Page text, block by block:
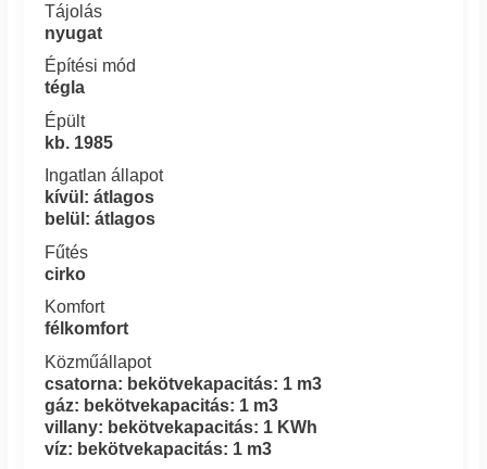
Tájolás
nyugat
Építési mód
tégla
Épült
kb. 1985
Ingatlan állapot
kívül: átlagos
belül: átlagos
Fűtés
cirko
Komfort
félkomfort
Közműállapot
csatorna: bekötvekapacitás: 1 m3
gáz: bekötvekapacitás: 1 m3
villany: bekötvekapacitás: 1 KWh
víz: bekötvekapacitás: 1 m3